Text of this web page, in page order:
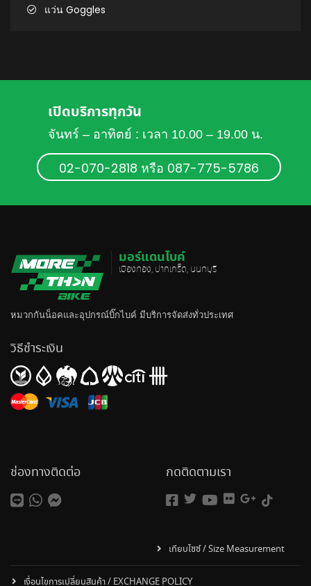
แว่น Goggles
เปิดบริการทุกวัน
จันทร์ – อาทิตย์ : เวลา 10.00 – 19.00 น.
02-070-2818 หรือ 087-775-5786
มอร์แดนไบค์
เมืองทอง, ปากเกร็ด, นนทบุรี
หมวกกันน็อคและอุปกรณ์บิ๊กไบค์ มีบริการจัดส่งทั่วประเทศ
วิธีชำระเงิน
ช่องทางติดต่อ กดติดตามเรา
เทียบไซซ์ / Size Measurement
เงื่อนไขการเปลี่ยนสินค้า / EXCHANGE POLICY